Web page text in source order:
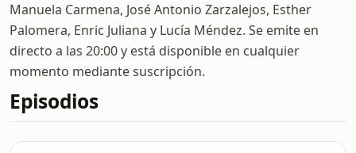
Manuela Carmena, José Antonio Zarzalejos, Esther
Palomera, Enric Juliana y Lucía Méndez. Se emite en
directo a las 20:00 y está disponible en cualquier
momento mediante suscripción.
Episodios